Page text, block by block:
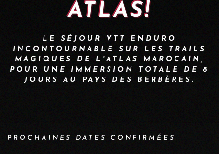
ATLAS!
LE SÉJOUR VTT ENDURO
INCONTOURNABLE SUR LES TRAILS
MAGIQUES DE L'ATLAS MAROCAIN,
POUR UNE IMMERSION TOTALE DE 8
JOURS AU PAYS DES BERBÈRES.
PROCHAINES DATES CONFIRMÉES